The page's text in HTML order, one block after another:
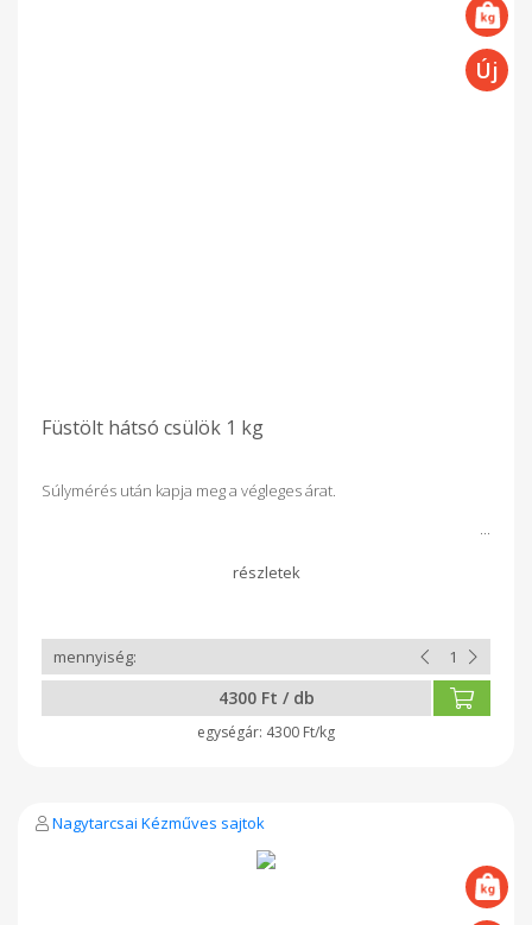
Füstölt hátsó csülök 1 kg
Súlymérés után kapja meg a végleges árat.
4300 Ft / db
4300 Ft/kg
Nagytarcsai Kézműves sajtok